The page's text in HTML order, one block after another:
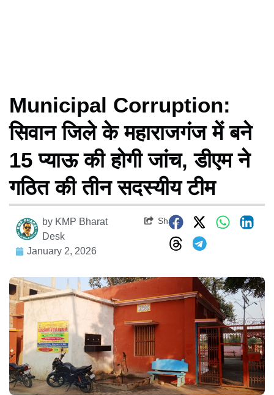
Municipal Corruption:
सिवान जिले के महाराजगंज में बने
15 प्याऊ की होगी जांच, डीएम ने
गठित की तीन सदस्यीय टीम
by KMP Bharat
Desk
January 2, 2026
Share